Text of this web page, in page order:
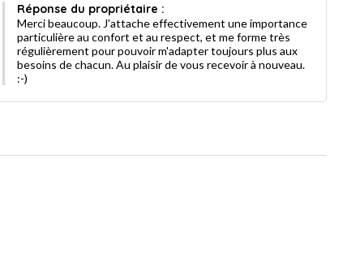
Réponse du propriétaire :
Merci beaucoup. J'attache effectivement une importance
particulière au confort et au respect, et me forme très
régulièrement pour pouvoir m'adapter toujours plus aux
besoins de chacun. Au plaisir de vous recevoir à nouveau.
:-)